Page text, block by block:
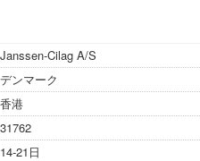
Janssen-Cilag A/S
デンマーク
香港
31762
14-21日